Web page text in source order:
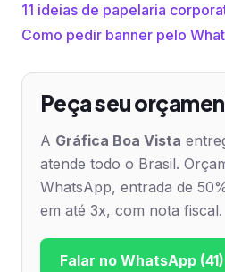
11 ideias de papelaria
Como pedir banner pelo
Peça seu
A Gráfica Boa Vista
atende todo o Brasil.
WhatsApp, entrada de
em até 3x, com nota fiscal.
Falar no WhatsApp